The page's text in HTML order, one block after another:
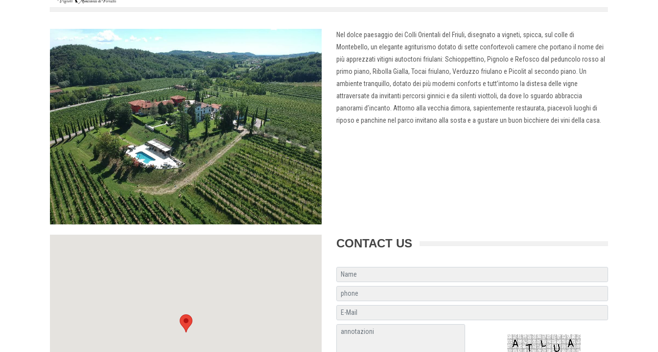
Nel dolce paesaggio dei Colli Orientali del Friuli, disegnato a vigneti, spicca, sul colle di
Montebello, un elegante agriturismo dotato di sette confortevoli camere che portano il nome dei
più apprezzati vitigni autoctoni friulani: Schioppettino, Pignolo e Refosco dal peduncolo rosso al
primo piano, Ribolla Gialla, Tocai friulano, Verduzzo friulano e Picolit al secondo piano. Un
ambiente tranquillo, dotato dei più moderni conforts e tutt’intorno la distesa delle vigne
attraversate da invitanti percorsi ginnici e da silenti viottoli, da dove lo sguardo abbraccia
panorami d’incanto. Attorno alla vecchia dimora, sapientemente restaurata, piacevoli luoghi di
riposo e panchine nel parco invitano alla sosta e a gustare un buon bicchiere dei vini della casa.
CONTACT US